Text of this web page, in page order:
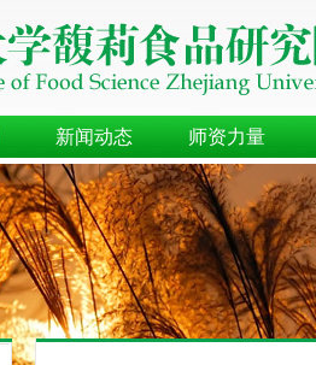
新闻动态 师资力量